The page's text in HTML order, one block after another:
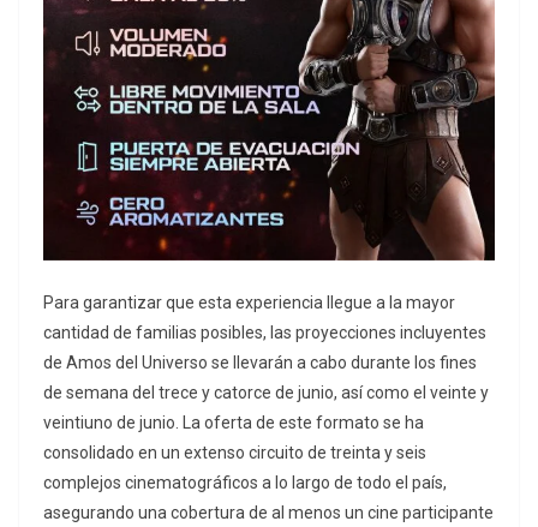
Para garantizar que esta experiencia llegue a la mayor
cantidad de familias posibles, las proyecciones incluyentes
de Amos del Universo se llevarán a cabo durante los fines
de semana del trece y catorce de junio, así como el veinte y
veintiuno de junio. La oferta de este formato se ha
consolidado en un extenso circuito de treinta y seis
complejos cinematográficos a lo largo de todo el país,
asegurando una cobertura de al menos un cine participante